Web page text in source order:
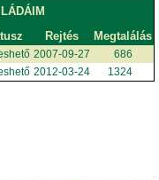
Rejtés Megtalálás
2007-09-27
686
2012-03-24 1324